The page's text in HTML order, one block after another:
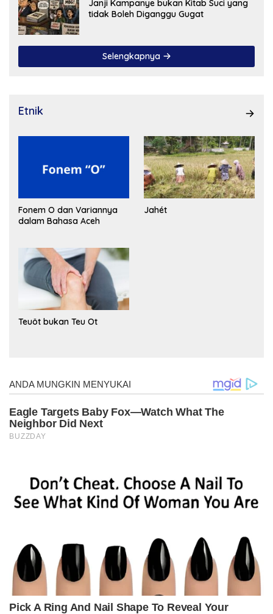
Janji Kampanye bukan Kitab Suci yang
tidak Boleh Diganggu Gugat
Selengkapnya
Etnik
Fonem O dan Variannya
dalam Bahasa Aceh
Jahét
Teuöt bukan Teu Ot